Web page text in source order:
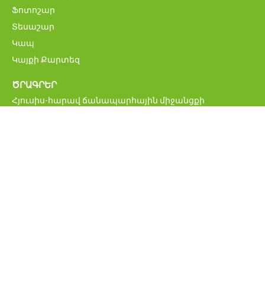
Ֆոտոշար
Տեսաշար
Կապ
Կայքի Քարտեզ
ԾՐԱԳՐԵՐ
Հյուսիս-հարավ ճանապարհային միջանցքի